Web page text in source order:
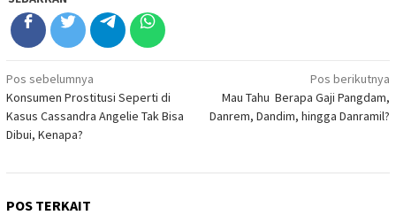
Navigasi
pos
Pos sebelumnya
Konsumen Prostitusi Seperti di
Kasus Cassandra Angelie Tak Bisa
Dibui, Kenapa?
Pos berikutnya
Mau Tahu Berapa Gaji Pangdam,
Danrem, Dandim, hingga Danramil?
POS TERKAIT